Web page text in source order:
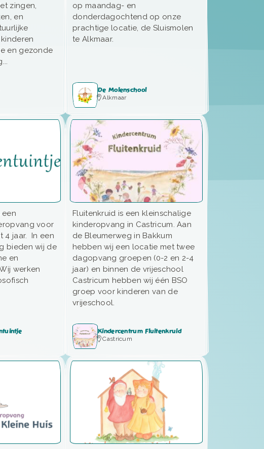
zingen,
en
en gezonde
op maandag- en
donderdagochtend op onze
prachtige locatie, de Sluismolen
te Alkmaar.
De Molenschool
Alkmaar
een
voor
4 jaar. In een
bieden wij de
en
werken
Fluitenkruid is een kleinschalige
kinderopvang in Castricum. Aan
de Bleumerweg in Bakkum
hebben wij een locatie met twee
dagopvang groepen (0-2 en 2-4
jaar) en binnen de vrijeschool
Castricum hebben wij één BSO
groep voor kinderen van de
vrijeschool.
Kindercentrum Fluitenkruid
Castricum